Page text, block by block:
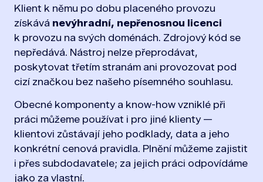
Klient k němu po dobu placeného provozu
získává nevýhradní, nepřenosnou licenci
k provozu na svých doménách. Zdrojový kód se
nepředává. Nástroj nelze přeprodávat,
poskytovat třetím stranám ani provozovat pod
cizí značkou bez našeho písemného souhlasu.
Obecné komponenty a know-how vzniklé při
práci můžeme používat i pro jiné klienty —
klientovi zůstávají jeho podklady, data a jeho
konkrétní cenová pravidla. Plnění můžeme zajistit
i přes subdodavatele; za jejich práci odpovídáme
jako za vlastní.